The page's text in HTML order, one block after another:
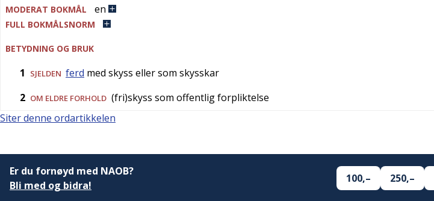
MODERAT BOKMÅL en
FULL BOKMÅLSNORM
BETYDNING OG BRUK
1 SJELDEN ferd med skyss eller som skysskar
2 OM ELDRE FORHOLD (fri)skyss som offentlig forpliktelse
Siter denne ordartikkelen
Er du fornøyd med NAOB?
Bli med og bidra!
100,– 250,–